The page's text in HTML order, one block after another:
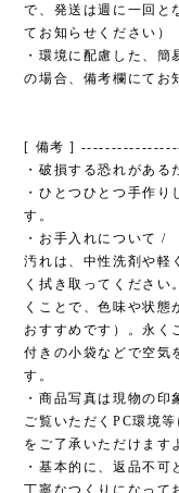
で、発送は週に一回と
てお知らせください）
・環境に配慮した、
の場合、備考欄にてお
[ 備考 ]
・破損する恐れがある
・ひとつひとつ手作り
す。
・お手入れについて /
汚れは、中性洗剤や軽
く拭き取ってください
くことで、色味や状態
おすすめです）。永く
付きの小袋などで空気
す。
・商品写真は現物の印
ご覧いただくPC環境
をご了承いただけます
・基本的に、返品不可